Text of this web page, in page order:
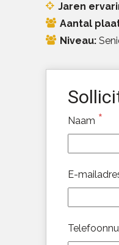
Jaren
Aantal
Niveau:
Naam *
E-